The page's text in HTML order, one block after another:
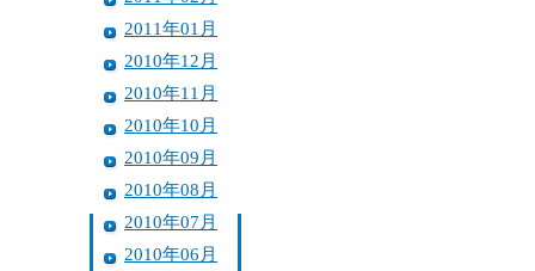
2011年01月
2010年12月
2010年11月
2010年10月
2010年09月
2010年08月
2010年07月
2010年06月